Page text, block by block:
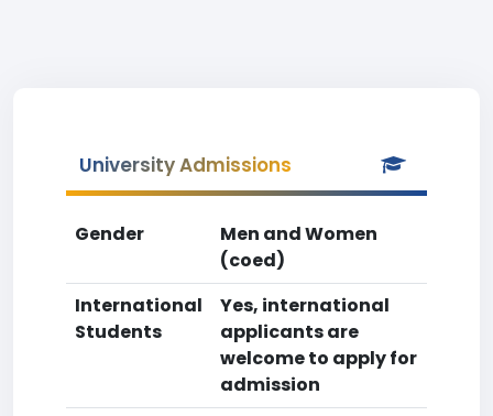
University Admissions
Gender
Men and Women
(coed)
International
Students
Yes, international
applicants are
welcome to apply for
admission